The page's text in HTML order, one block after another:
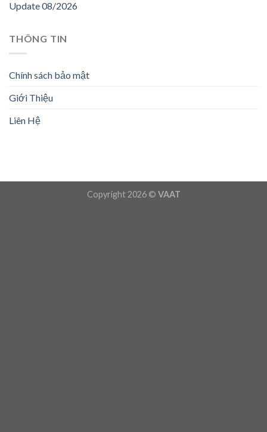
Update 08/2026
THÔNG TIN
Chính sách bảo mật
Giới Thiệu
Liên Hệ
Copyright 2026 © VAAT